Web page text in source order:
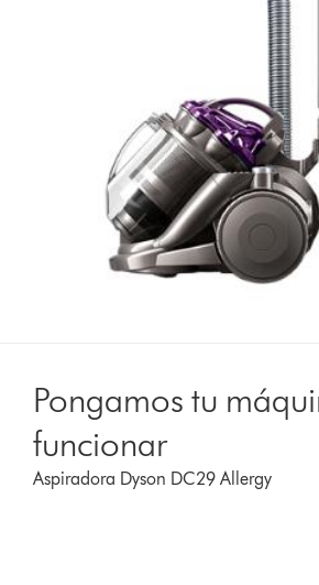
Pongamos tu
funcionar
Aspiradora Dyson DC29 Allergy